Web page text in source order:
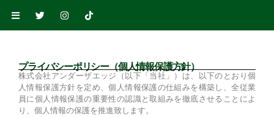
プライバシーポリシー（個人情報保護方針）
株式会社アンダーザエッジ（以下「当社」）は、以下のとおり個
人情報保護方針を定め、個人情報保護の仕組みを構築し、全従業
員に個人情報保護の重要性の認識と取組みを徹底させることによ
り、個人情報の保護を推進致します。